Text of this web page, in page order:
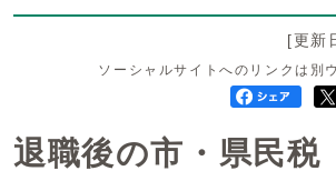
[更新
ソーシャルサイトへのリンクは別
退職後の市・県民税